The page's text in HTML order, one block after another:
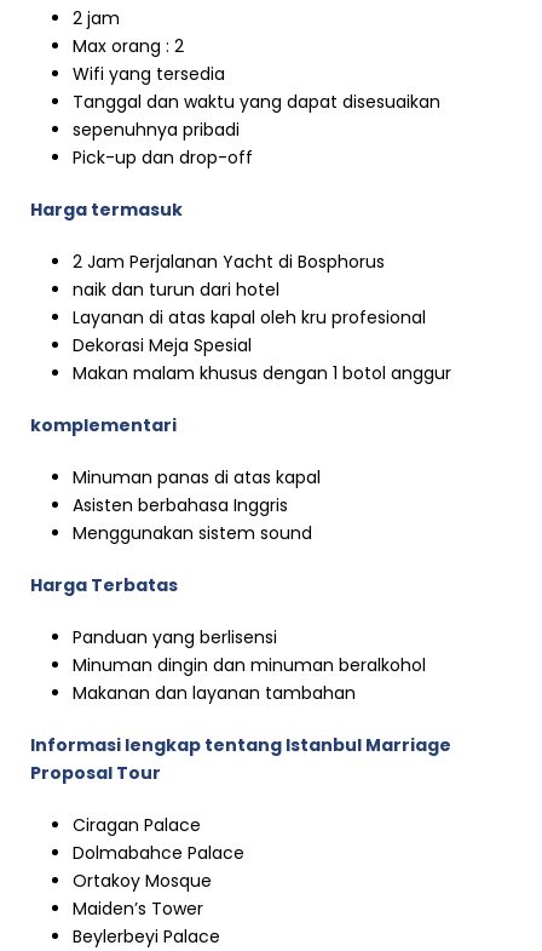
2 jam
Max orang : 2
Wifi yang tersedia
Tanggal dan waktu yang dapat disesuaikan
sepenuhnya pribadi
Pick-up dan drop-off
Harga termasuk
2 Jam Perjalanan Yacht di Bosphorus
naik dan turun dari hotel
Layanan di atas kapal oleh kru profesional
Dekorasi Meja Spesial
Makan malam khusus dengan 1 botol anggur
komplementari
Minuman panas di atas kapal
Asisten berbahasa Inggris
Menggunakan sistem sound
Harga Terbatas
Panduan yang berlisensi
Minuman dingin dan minuman beralkohol
Makanan dan layanan tambahan
Informasi lengkap tentang Istanbul Marriage
Proposal Tour
Ciragan Palace
Dolmabahce Palace
Ortakoy Mosque
Maiden’s Tower
Beylerbeyi Palace